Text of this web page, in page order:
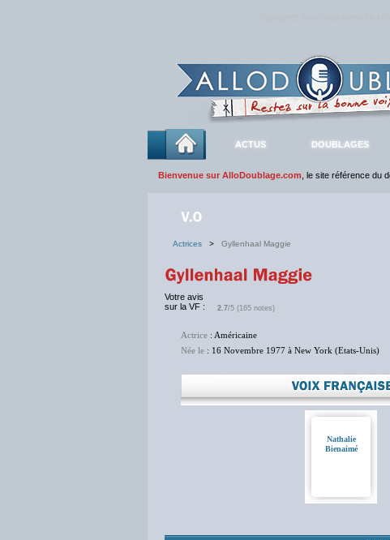
ACTUS DOUBLAGES
Bienvenue sur AlloDoublage.com , le site référence du
Actrices > Gyllenhaal Maggie
Votre avis
sur la VF :
2.7/5 (165 notes)
Actrice : Américaine
Née le : 16 Novembre 1977 à New York (Etats-Unis)
Nathalie
Bienaimé